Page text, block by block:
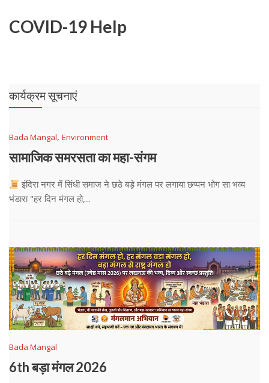
COVID-19 Help
कार्यक्रम सूचनाएं
Bada Mangal, Environment
सामाजिक समरसता का महा-संगम
इंदिरा नगर में सिंधी समाज ने छठे बड़े मंगल पर लगाया छप्पन भोग सा भव्य
भंडारा "हर दिन मंगल हो,...
Bada Mangal
6th बड़ा मंगल 2026